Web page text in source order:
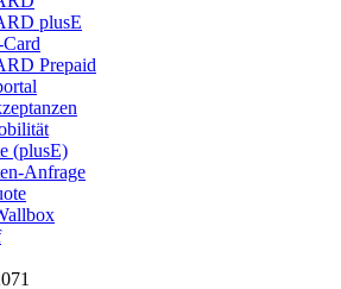
plusE
Prepaid
(plusE)
Anfrage